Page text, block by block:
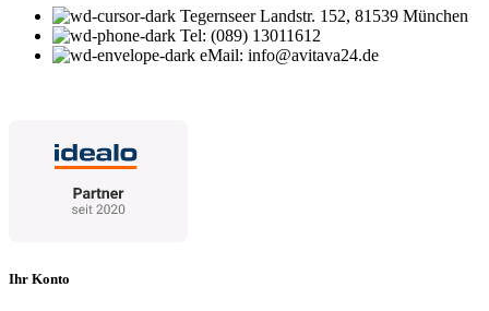
Tegernseer Landstr. 152, 81539 München
Tel: (089) 13011612
eMail: info@avitava24.de
Ihr Konto